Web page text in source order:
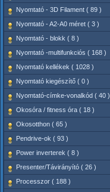
Nyomtató - 3D Filament ( 89 )
Nyomtató - A2-A0 méret ( 3 )
Nyomtató - blokk ( 8 )
Nyomtató -multifunkciós ( 168 )
Nyomtató kellékek ( 1028 )
Nyomtató kiegészítő ( 0 )
Nyomtató-címke-vonalkód ( 40 )
Okosóra / fitness óra ( 18 )
Okosotthon ( 65 )
Pendrive-ok ( 93 )
Power inverterek ( 8 )
Presenter/Távirányító ( 26 )
Processzor ( 188 )